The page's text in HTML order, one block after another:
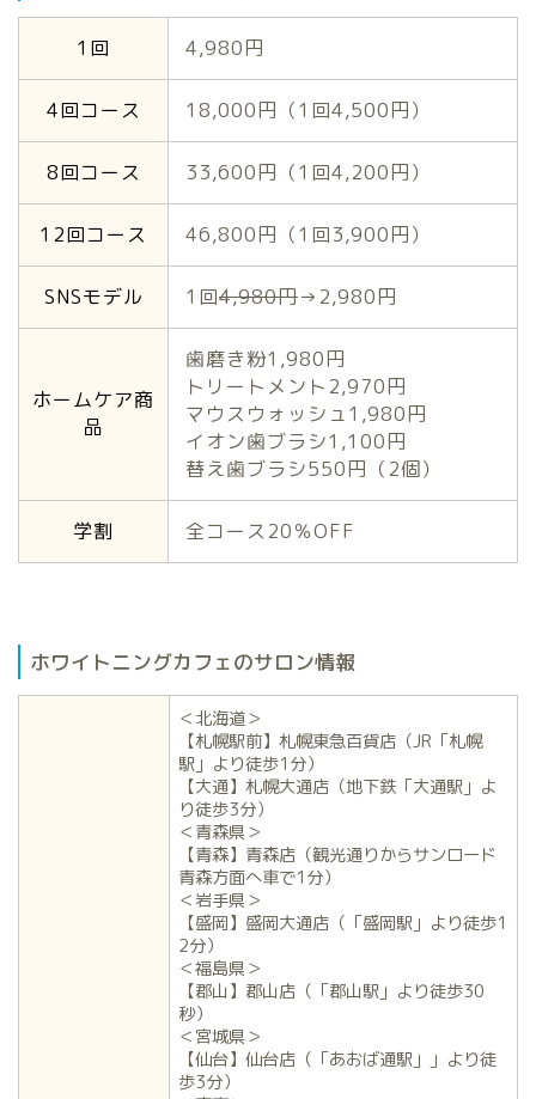
1回 4,980円
4回コース 18,000円（1回4,500円）
8回コース 33,600円（1回4,200円）
12回コース 46,800円（1回3,900円）
SNSモデル 1回4,980円→2,980円
ホームケア商
品
歯磨き粉1,980円
トリートメント2,970円
マウスウォッシュ1,980円
イオン歯ブラシ1,100円
替え歯ブラシ550円（2個）
学割 全コース20％OFF
ホワイトニングカフェのサロン情報
＜北海道＞
【札幌駅前】札幌東急百貨店（JR「札幌
駅」より徒歩1分）
【大通】札幌大通店（地下鉄「大通駅」よ
り徒歩3分）
＜青森県＞
【青森】青森店（観光通りからサンロード
青森方面へ車で1分）
＜岩手県＞
【盛岡】盛岡大通店（「盛岡駅」より徒歩1
2分）
＜福島県＞
【郡山】郡山店（「郡山駅」より徒歩30
秒）
＜宮城県＞
【仙台】仙台店（「あおば通駅」」より徒
歩3分）